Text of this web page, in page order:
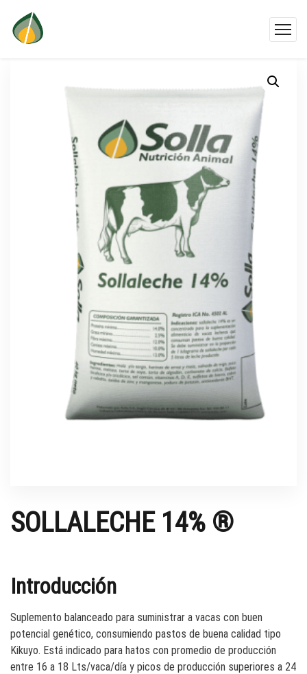
SOLLALECHE 14% ®
Introducción
Suplemento balanceado para suministrar a vacas con buen
potencial genético, consumiendo pastos de buena calidad tipo
Kikuyo. Está indicado para hatos con promedio de producción
entre 16 a 18 Lts/vaca/día y picos de producción superiores a 24